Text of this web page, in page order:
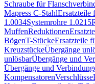
Schraube für
Mapress C-StahlErsatzteile
1.0034Systemrohre 1.0215
MuffenReduktionen
BögenT-StückeErsatzteile
KreuzstückeÜbergänge
unlösbarÜbergänge und
Übergänge und
KompensatorenVerschlüsse